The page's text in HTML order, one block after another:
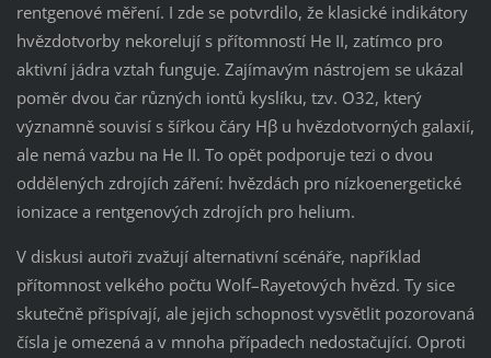
rentgenové měření. I zde se potvrdilo, že klasické indikátory
hvězdotvorby nekorelují s přítomností He II, zatímco pro
aktivní jádra vztah funguje. Zajímavým nástrojem se ukázal
poměr dvou čar různých iontů kyslíku, tzv. O32, který
významně souvisí s šířkou čáry Hβ u hvězdotvorných galaxií,
ale nemá vazbu na He II. To opět podporuje tezi o dvou
oddělených zdrojích záření: hvězdách pro nízkoenergetické
ionizace a rentgenových zdrojích pro helium.
V diskusi autoři zvažují alternativní scénáře, například
přítomnost velkého počtu Wolf–Rayetových hvězd. Ty sice
skutečně přispívají, ale jejich schopnost vysvětlit pozorovaná
čísla je omezená a v mnoha případech nedostačující. Oproti